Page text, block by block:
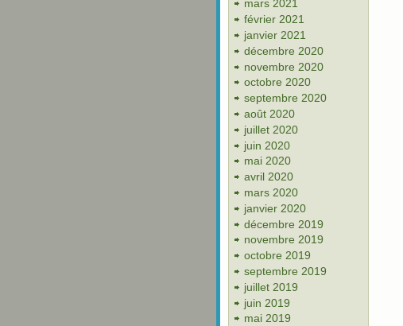
mars 2021
février 2021
janvier 2021
décembre 2020
novembre 2020
octobre 2020
septembre 2020
août 2020
juillet 2020
juin 2020
mai 2020
avril 2020
mars 2020
janvier 2020
décembre 2019
novembre 2019
octobre 2019
septembre 2019
juillet 2019
juin 2019
mai 2019